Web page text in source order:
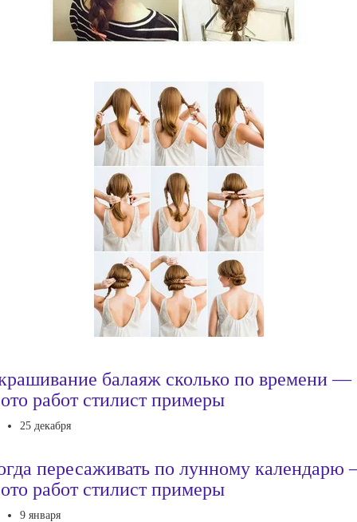
балаяж сколько по времени —
работ стилист примеры
25 декабря
пересаживать по лунному
работ стилист примеры
9 января